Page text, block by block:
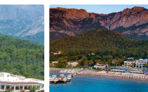
Vjetnama
Hošimina
Tanzānija
Zanzibāra